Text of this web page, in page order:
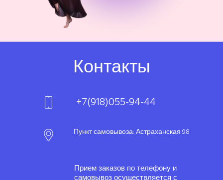
Контакты
Пункт самовывоза: Астраханская 98
+7(918)055-94-44
Прием заказов по телефону и
самовывоз осуществляется с